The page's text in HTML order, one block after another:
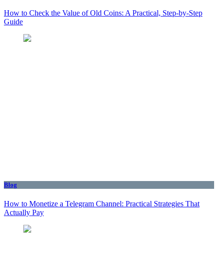
How to Check the Value of Old Coins: A Practical, Step-by-Step
Guide
Blog
How to Monetize a Telegram Channel: Practical Strategies That
Actually Pay